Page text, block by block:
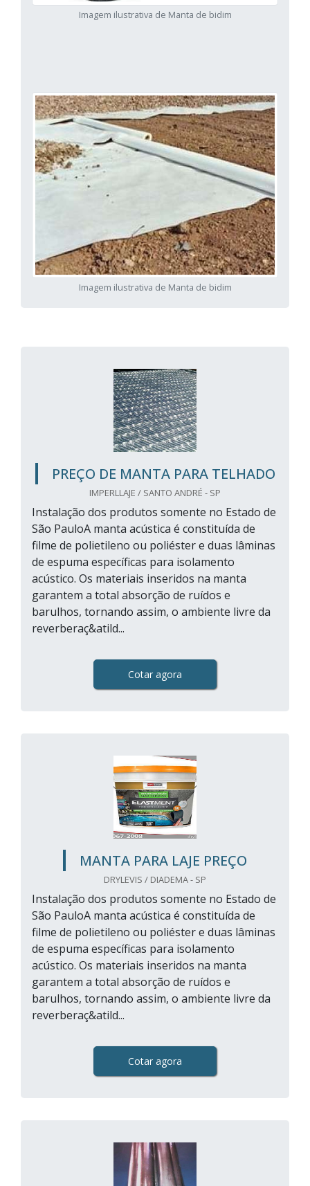
Imagem ilustrativa de Manta de bidim
Imagem ilustrativa de Manta de bidim
PREÇO DE MANTA PARA TELHADO
IMPERLLAJE / SANTO ANDRÉ - SP
Instalação dos produtos somente no Estado de
São PauloA manta acústica é constituída de
filme de polietileno ou poliéster e duas lâminas
de espuma específicas para isolamento
acústico. Os materiais inseridos na manta
garantem a total absorção de ruídos e
barulhos, tornando assim, o ambiente livre da
reverberaç&atild...
Cotar agora
MANTA PARA LAJE PREÇO
DRYLEVIS / DIADEMA - SP
Instalação dos produtos somente no Estado de
São PauloA manta acústica é constituída de
filme de polietileno ou poliéster e duas lâminas
de espuma específicas para isolamento
acústico. Os materiais inseridos na manta
garantem a total absorção de ruídos e
barulhos, tornando assim, o ambiente livre da
reverberaç&atild...
Cotar agora